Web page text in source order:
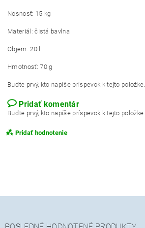
Nosnosť: 15 kg
Materiál: čistá bavlna
Objem: 20 l
Hmotnosť: 70 g
Buďte prvý, kto napíše príspevok k tejto položke.
Pridať komentár
Buďte prvý, kto napíše príspevok k tejto položke.
Pridať hodnotenie